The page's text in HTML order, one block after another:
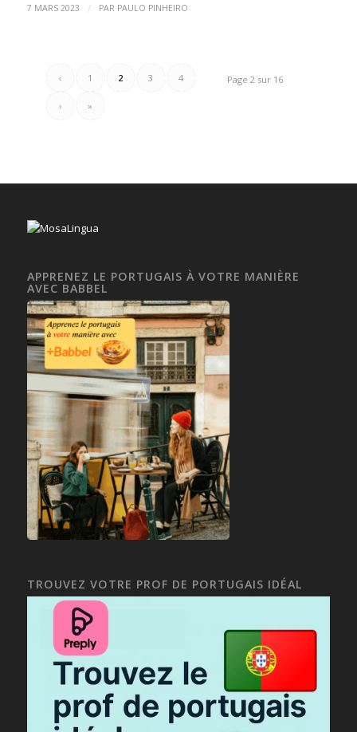
7 MARS 2023 / PAR PAULO PINHEIRO
Page 2 sur 16
‹ 1 2 3 4
› »
APPRENEZ LE PORTUGAIS À VOTRE MANIÈRE
AVEC BABBEL
TROUVEZ VOTRE PROF DE PORTUGAIS IDÉAL